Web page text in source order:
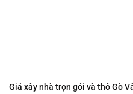
Giá xây nhà trọn gói và thô Gò